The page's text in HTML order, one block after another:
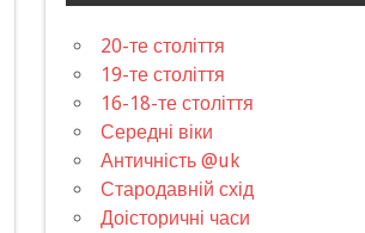
20-те століття
19-те століття
16-18-те століття
Середні віки
Античність @uk
Стародавній схід
Доісторичні часи